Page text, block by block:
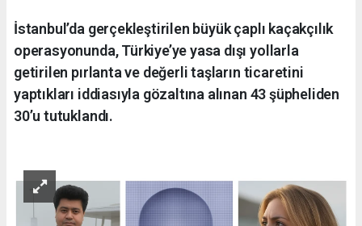
İstanbul’da gerçekleştirilen büyük çaplı kaçakçılık
operasyonunda, Türkiye’ye yasa dışı yollarla
getirilen pırlanta ve değerli taşların ticaretini
yaptıkları iddiasıyla gözaltına alınan 43 şüpheliden
30’u tutuklandı.